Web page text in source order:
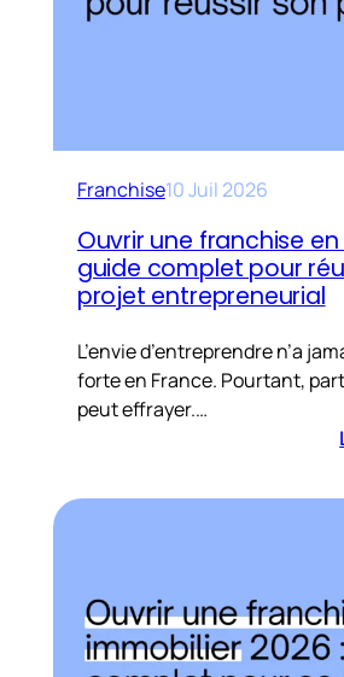
Franchise10 Juil 2026
Ouvrir une franchise en
guide complet pour
projet entrepreneurial
L’envie d’entreprendre n’a
forte en France. Pourtant,
peut effrayer.…